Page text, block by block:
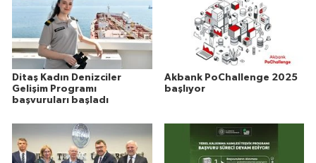
Ditaş Kadın Denizciler
Gelişim Programı
başvuruları başladı
Akbank PoChallenge 2025
başlıyor